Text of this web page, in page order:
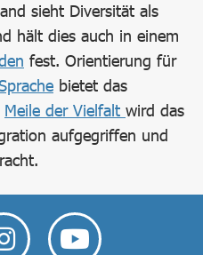
sieht Diversität als
hält dies auch in einem
fest. Orientierung für
bietet das
Meile der Vielfalt wird das
aufgegriffen und